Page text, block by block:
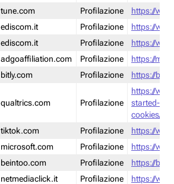
tune.com Profilazione
https://
ediscom.it Profilazione
https://
ediscom.it Profilazione
https://
adgoaffiliation.com Profilazione
https://
bitly.com Profilazione https://
qualtrics.com Profilazione
https://
started-
cookies/
tiktok.com Profilazione
https://
microsoft.com Profilazione
https://
beintoo.com Profilazione
https://
netmediaclick.it Profilazione https://